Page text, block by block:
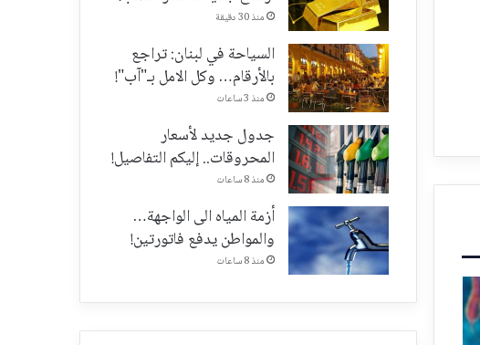
منذ 30 دقيقة
السياحة في لبنان: تراجع
بالأرقام… وكل الامل بـ"آب"!
منذ 3 ساعات
جدول جديد لأسعار
المحروقات.. إليكم التفاصيل!
منذ 8 ساعات
أزمة المياه الى الواجهة…
والمواطن يدفع فاتورتين!
منذ 8 ساعات